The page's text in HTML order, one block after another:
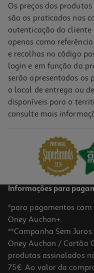
Máquina De Lavar Roupa
639,99 €
Os preços dos
são os praticados nas
autenticação do cliente
apenas como
e recolhas no código
login e em função da
serão apresentados os
o local de entrega ou
disponíveis para o
consulte mais
Informações para
*para pagamentos
Oney Auchan+.
**Campanha Sem
Oney Auchan / Cartão
produtos assinalados
75€. Ao valor da